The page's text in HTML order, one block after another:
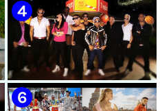
🟢 Pirro | ¨Vuelve a mi¨ |
Videoclip | Música Urbana
Cubana | Artistas Cubanos |
Canción | CUBA